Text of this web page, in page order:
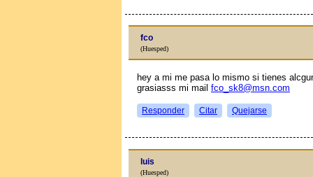
fco
(Huesped)
hey a mi me pasa lo mismo si tienes
grasiasss mi mail fco_sk8@msn.com
Responder Citar Quejarse
luis
(Huesped)